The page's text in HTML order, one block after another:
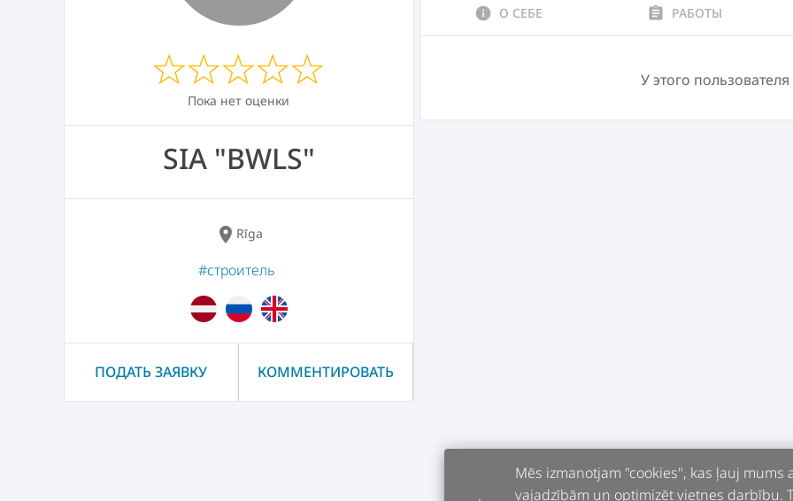
Пока нет оценки
SIA "BWLS"
location_on Rīga
#строитель
ПОДАТЬ ЗАЯВКУ КОММЕНТИРОВАТЬ
info О СЕБЕ assignment РАБОТЫ
У этого
Mēs izmanotjam "cookies", kas ļauj
vajadzībām un optimizēt vietnes darbību.